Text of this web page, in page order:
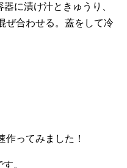
に漬け汁ときゅうり、
ぜ合わせる。蓋をして冷
作ってみました！
。